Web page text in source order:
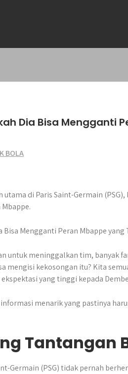
Dia Bisa Mengganti
BOLA
di Paris Saint-Germain
untuk meninggalkan tim, banyak
mengisi kekosongan itu? Kita
yang tinggi kepada
menarik yang pastinya
Tantangan
Germain (PSG) tidak pernah